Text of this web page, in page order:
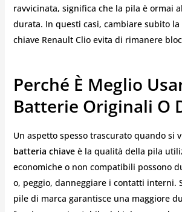
ravvicinata, significa che la pila è ormai
durata. In questi casi, cambiare subito
chiave Renault Clio evita di rimanere
Perché È Meglio
Batterie Originali O
Un aspetto spesso trascurato quando si
batteria chiaveè la qualità della pila
economiche o non compatibili possono
o, peggio, danneggiare i contatti interni.
pile di marca garantisce una maggiore